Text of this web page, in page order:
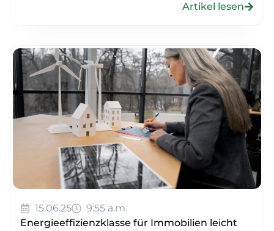
Artikel lesen
15.06.25
9:55 a.m.
Energieeffizienzklasse für Immobilien leicht